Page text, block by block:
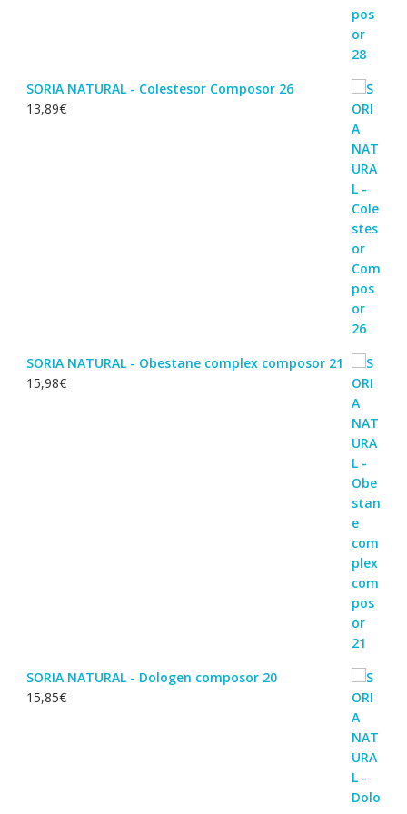
SORIA NATURAL - Colestesor Composor 26
13,89€
SORIA NATURAL - Obestane complex composor 21
15,98€
SORIA NATURAL - Dologen composor 20
15,85€